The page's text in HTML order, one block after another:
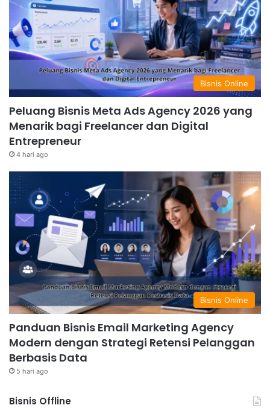
Bisnis Online
Peluang Bisnis Meta Ads Agency 2026 yang
Menarik bagi Freelancer dan Digital
Entrepreneur
4 hari ago
Bisnis Online
Panduan Bisnis Email Marketing Agency
Modern dengan Strategi Retensi Pelanggan
Berbasis Data
5 hari ago
Bisnis Offline